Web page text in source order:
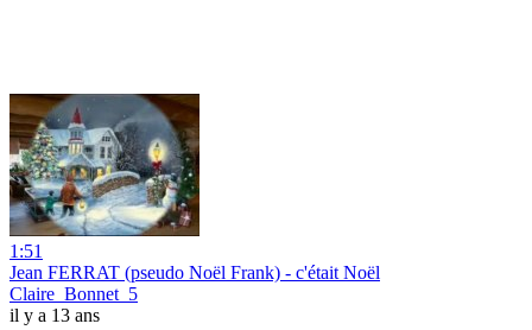
1:51
Jean FERRAT (pseudo Noël Frank) - c'était Noël
Claire_Bonnet_5
il y a 13 ans